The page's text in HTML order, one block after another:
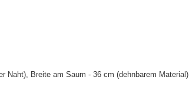
Breite am Saum - 36 cm (dehnbarem Material).